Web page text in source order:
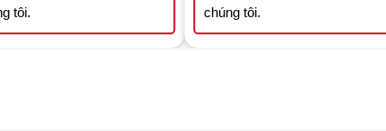
tôi.
chúng tôi.